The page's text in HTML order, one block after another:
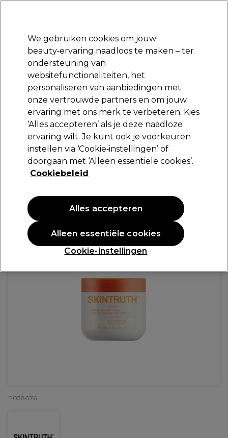
Aanmelden
Merken Deals Haar Elektra
Volgende dag geleverd*
Na verzending, maandag t/m vrijdag
SKINTRUTH
SKINTRUTH Cuticula massage créme 100ml
7,69 €
PROMOTIE
P038076
We gebruiken cookies om jouw
beauty‑ervaring naadloos te maken – ter
ondersteuning van
websitefunctionaliteiten, het
personaliseren van aanbiedingen met
onze vertrouwde partners en om jouw
ervaring met ons merk te verbeteren. Kies
‘Alles accepteren’ als je deze naadloze
ervaring wilt. Je kunt ook je voorkeuren
instellen via ‘Cookie‑instellingen’ of
doorgaan met ‘Alleen essentiële cookies’.
Cookiebeleid
Cookie-instellingen
Alleen essentiële cookies
Alles accepteren